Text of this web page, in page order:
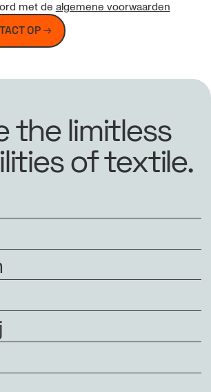
met de algemene voorwaarden
OP
the limitless
of textile.